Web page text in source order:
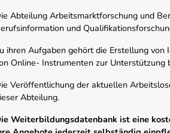
Abteilung Arbeitsmarktforschung und
und
ihren Aufgaben gehört die Erstellung
Online- Instrumenten zur Unterstützung
Veröffentlichung der aktuellen
Abteilung.
Weiterbildungsdatenbank ist eine